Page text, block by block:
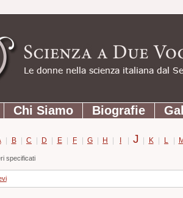
Chi Siamo Biografie
| B | C | D | E | F | G | H | I | J | K | L |
specificati